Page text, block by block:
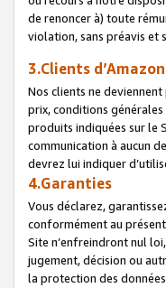
de renoncer à) toute
violation, sans préavis et
3.Clients d’Amazon
Nos clients ne
prix, conditions
produits indiquées sur le
communication à aucun
devrez lui indiquer
4.Garanties
Vous déclarez,
conformément au
Site n’enfreindront nul
jugement, décision ou
la protection des